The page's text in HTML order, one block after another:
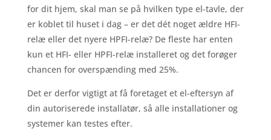
for dit hjem, skal man se på hvilken type el-tavle, der
er koblet til huset i dag – er det dét noget ældre HFI-
relæ eller det nyere HPFI-relæ? De fleste har enten
kun et HFI- eller HPFI-relæ installeret og det forøger
chancen for overspænding med 25%.
Det er derfor vigtigt at få foretaget et el-eftersyn af
din autoriserede installatør, så alle installationer og
systemer kan testes efter.